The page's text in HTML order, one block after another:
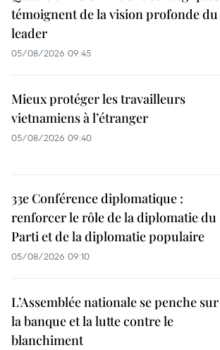
témoignent de la vision profonde du
leader
05/08/2026 09:45
Mieux protéger les travailleurs
vietnamiens à l’étranger
05/08/2026 09:40
33e Conférence diplomatique :
renforcer le rôle de la diplomatie du
Parti et de la diplomatie populaire
05/08/2026 09:10
L’Assemblée nationale se penche sur
la banque et la lutte contre le
blanchiment